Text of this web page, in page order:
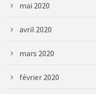
mai 2020
avril 2020
mars 2020
février 2020